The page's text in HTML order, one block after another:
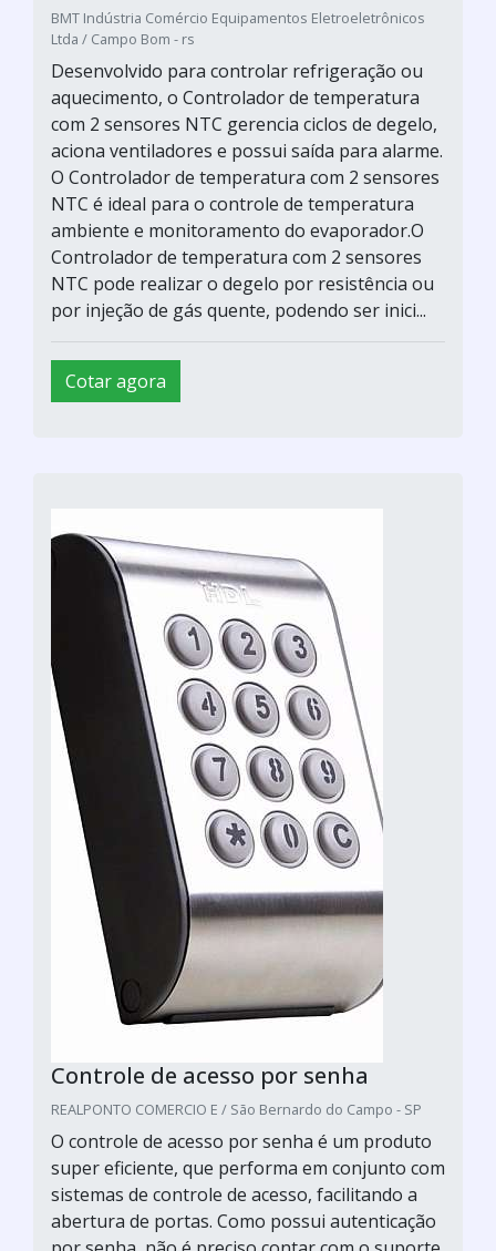
BMT Indústria Comércio Equipamentos Eletroeletrônicos
Ltda / Campo Bom - rs
Desenvolvido para controlar refrigeração ou
aquecimento, o Controlador de temperatura
com 2 sensores NTC gerencia ciclos de degelo,
aciona ventiladores e possui saída para alarme.
O Controlador de temperatura com 2 sensores
NTC é ideal para o controle de temperatura
ambiente e monitoramento do evaporador.O
Controlador de temperatura com 2 sensores
NTC pode realizar o degelo por resistência ou
por injeção de gás quente, podendo ser inici...
Cotar agora
Controle de acesso por senha
REALPONTO COMERCIO E / São Bernardo do Campo - SP
O controle de acesso por senha é um produto
super eficiente, que performa em conjunto com
sistemas de controle de acesso, facilitando a
abertura de portas. Como possui autenticação